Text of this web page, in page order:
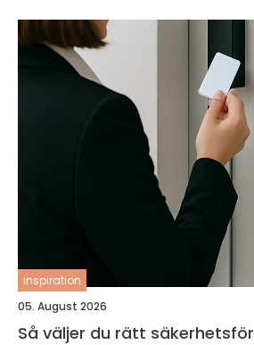
inspiration
05. August 2026
Så väljer du rätt